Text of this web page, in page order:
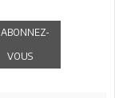
VOUS